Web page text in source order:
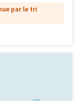
par le tri